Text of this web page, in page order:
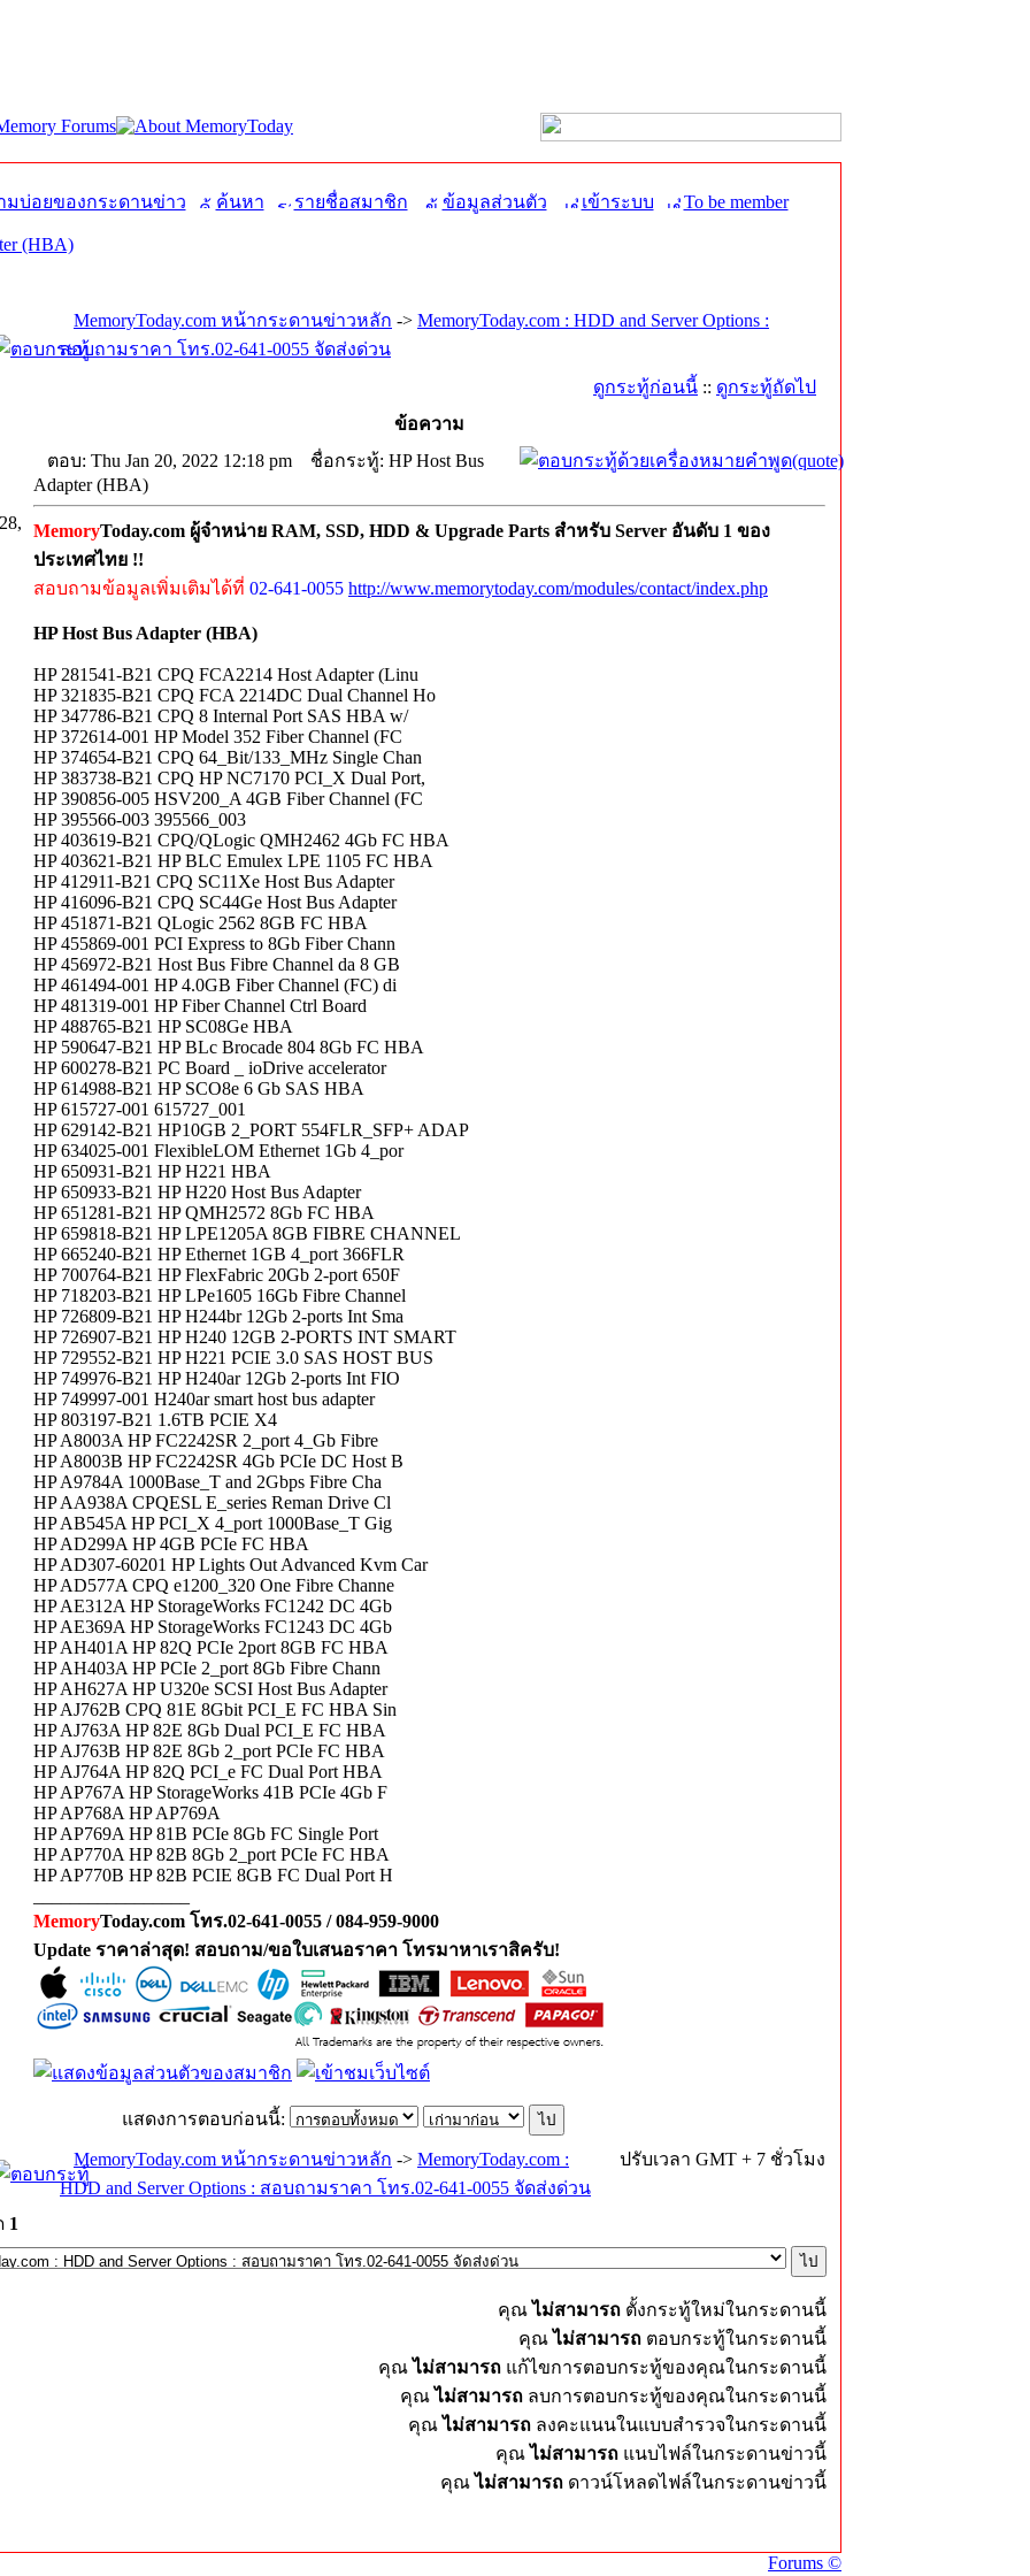
มบ่อยของกระดานข่าว ค้นหา รายชื่อสมาชิก ข้อมูลส่วนตัว เข้าระบบ To be member
(HBA)
MemoryToday.com หน้ากระดานข่าวหลัก -> MemoryToday.com : HDD and Server Options :
สอบถามราคา โทร.02-641-0055 จัดส่งด่วน
ดูกระทู้ก่อนนี้ :: ดูกระทู้ถัดไป
ข้อความ
ตอบ: Thu Jan 20, 2022 12:18 pm
ชื่อกระทู้: HP Host Bus
Adapter (HBA)
MemoryToday.com ผู้จำหน่าย RAM, SSD, HDD & Upgrade Parts สำหรับ Server อันดับ 1 ของ
ประเทศไทย !!
สอบถามข้อมูลเพิ่มเติมได้ที่ 02-641-0055 http://www.memorytoday.com/modules/contact/index.php
HP Host Bus Adapter (HBA)
HP 281541-B21 CPQ FCA2214 Host Adapter (Linu
HP 321835-B21 CPQ FCA 2214DC Dual Channel Ho
HP 347786-B21 CPQ 8 Internal Port SAS HBA w/
HP 372614-001 HP Model 352 Fiber Channel (FC
HP 374654-B21 CPQ 64_Bit/133_MHz Single Chan
HP 383738-B21 CPQ HP NC7170 PCI_X Dual Port,
HP 390856-005 HSV200_A 4GB Fiber Channel (FC
HP 395566-003 395566_003
HP 403619-B21 CPQ/QLogic QMH2462 4Gb FC HBA
HP 403621-B21 HP BLC Emulex LPE 1105 FC HBA
HP 412911-B21 CPQ SC11Xe Host Bus Adapter
HP 416096-B21 CPQ SC44Ge Host Bus Adapter
HP 451871-B21 QLogic 2562 8GB FC HBA
HP 455869-001 PCI Express to 8Gb Fiber Chann
HP 456972-B21 Host Bus Fibre Channel da 8 GB
HP 461494-001 HP 4.0GB Fiber Channel (FC) di
HP 481319-001 HP Fiber Channel Ctrl Board
HP 488765-B21 HP SC08Ge HBA
HP 590647-B21 HP BLc Brocade 804 8Gb FC HBA
HP 600278-B21 PC Board _ ioDrive accelerator
HP 614988-B21 HP SCO8e 6 Gb SAS HBA
HP 615727-001 615727_001
HP 629142-B21 HP10GB 2_PORT 554FLR_SFP+ ADAP
HP 634025-001 FlexibleLOM Ethernet 1Gb 4_por
HP 650931-B21 HP H221 HBA
HP 650933-B21 HP H220 Host Bus Adapter
HP 651281-B21 HP QMH2572 8Gb FC HBA
HP 659818-B21 HP LPE1205A 8GB FIBRE CHANNEL
HP 665240-B21 HP Ethernet 1GB 4_port 366FLR
HP 700764-B21 HP FlexFabric 20Gb 2-port 650F
HP 718203-B21 HP LPe1605 16Gb Fibre Channel
HP 726809-B21 HP H244br 12Gb 2-ports Int Sma
HP 726907-B21 HP H240 12GB 2-PORTS INT SMART
HP 729552-B21 HP H221 PCIE 3.0 SAS HOST BUS
HP 749976-B21 HP H240ar 12Gb 2-ports Int FIO
HP 749997-001 H240ar smart host bus adapter
HP 803197-B21 1.6TB PCIE X4
HP A8003A HP FC2242SR 2_port 4_Gb Fibre
HP A8003B HP FC2242SR 4Gb PCIe DC Host B
HP A9784A 1000Base_T and 2Gbps Fibre Cha
HP AA938A CPQESL E_series Reman Drive Cl
HP AB545A HP PCI_X 4_port 1000Base_T Gig
HP AD299A HP 4GB PCIe FC HBA
HP AD307-60201 HP Lights Out Advanced Kvm Car
HP AD577A CPQ e1200_320 One Fibre Channe
HP AE312A HP StorageWorks FC1242 DC 4Gb
HP AE369A HP StorageWorks FC1243 DC 4Gb
HP AH401A HP 82Q PCIe 2port 8GB FC HBA
HP AH403A HP PCIe 2_port 8Gb Fibre Chann
HP AH627A HP U320e SCSI Host Bus Adapter
HP AJ762B CPQ 81E 8Gbit PCI_E FC HBA Sin
HP AJ763A HP 82E 8Gb Dual PCI_E FC HBA
HP AJ763B HP 82E 8Gb 2_port PCIe FC HBA
HP AJ764A HP 82Q PCI_e FC Dual Port HBA
HP AP767A HP StorageWorks 41B PCIe 4Gb F
HP AP768A HP AP769A
HP AP769A HP 81B PCIe 8Gb FC Single Port
HP AP770A HP 82B 8Gb 2_port PCIe FC HBA
HP AP770B HP 82B PCIE 8GB FC Dual Port H
MemoryToday.com โทร.02-641-0055 / 084-959-9000
Update ราคาล่าสุด! สอบถาม/ขอใบเสนอราคา โทรมาหาเราสิครับ!
แสดงการตอบก่อนนี้:
MemoryToday.com หน้ากระดานข่าวหลัก -> MemoryToday.com :
HDD and Server Options : สอบถามราคา โทร.02-641-0055 จัดส่งด่วน
ปรับเวลา GMT + 7 ชั่วโมง
1
คุณไม่สามารถ ตั้งกระทู้ใหม่ในกระดานนี้
คุณไม่สามารถ ตอบกระทู้ในกระดานนี้
คุณไม่สามารถ แก้ไขการตอบกระทู้ของคุณในกระดานนี้
คุณไม่สามารถ ลบการตอบกระทู้ของคุณในกระดานนี้
คุณไม่สามารถ ลงคะแนนในแบบสำรวจในกระดานนี้
คุณไม่สามารถ แนบไฟล์ในกระดานข่าวนี้
คุณไม่สามารถ ดาวน์โหลดไฟล์ในกระดานข่าวนี้
Forums ©